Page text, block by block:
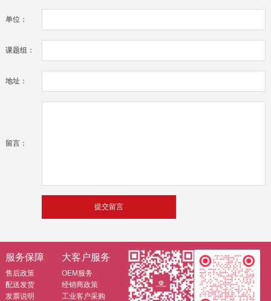
单位：
课题组：
地址：
留言：
服务保障
售后政策
配送发货
发票说明
大客户服务
OEM服务
经销商政策
工业客户采购